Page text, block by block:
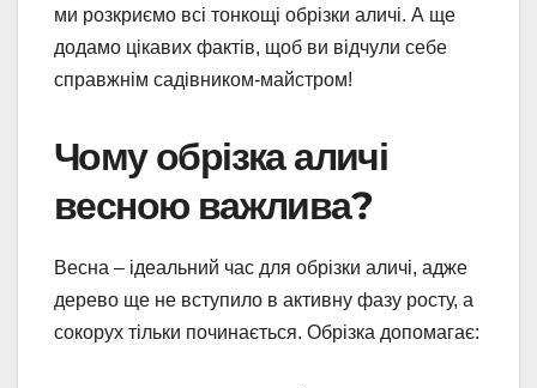
ми розкриємо всі тонкощі обрізки аличі. А ще
додамо цікавих фактів, щоб ви відчули себе
справжнім садівником-майстром!
Чому обрізка аличі
весною важлива?
Весна – ідеальний час для обрізки аличі, адже
дерево ще не вступило в активну фазу росту, а
сокорух тільки починається. Обрізка допомагає: